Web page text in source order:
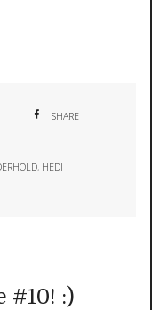
SHARE
, HEDI
#10! :)